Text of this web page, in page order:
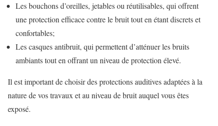
Les bouchons d’oreilles, jetables ou réutilisables, qui offrent
une protection efficace contre le bruit tout en étant discrets et
confortables;
Les casques antibruit, qui permettent d’atténuer les bruits
ambiants tout en offrant un niveau de protection élevé.
Il est important de choisir des protections auditives adaptées à la
nature de vos travaux et au niveau de bruit auquel vous êtes
exposé.